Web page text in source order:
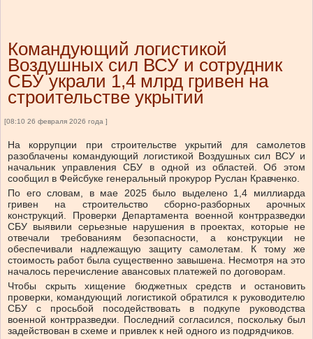
Командующий логистикой
Воздушных сил ВСУ и сотрудник
СБУ украли 1,4 млрд гривен на
строительстве укрытий
[08:10 26 февраля 2026 года ]
На коррупции при строительстве укрытий для самолетов
разоблачены командующий логистикой Воздушных сил ВСУ и
начальник управления СБУ в одной из областей. Об этом
сообщил в Фейсбуке генеральный прокурор Руслан Кравченко.
По его словам, в мае 2025 было выделено 1,4 миллиарда
гривен на строительство сборно-разборных арочных
конструкций. Проверки Департамента военной контрразведки
СБУ выявили серьезные нарушения в проектах, которые не
отвечали требованиям безопасности, а конструкции не
обеспечивали надлежащую защиту самолетам. К тому же
стоимость работ была существенно завышена. Несмотря на это
началось перечисление авансовых платежей по договорам.
Чтобы скрыть хищение бюджетных средств и остановить
проверки, командующий логистикой обратился к руководителю
СБУ с просьбой посодействовать в подкупе руководства
военной контрразведки. Последний согласился, поскольку был
задействован в схеме и привлек к ней одного из подрядчиков.